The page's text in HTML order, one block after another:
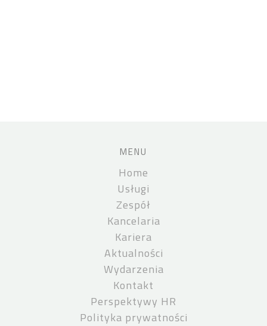
MENU
Home
Usługi
Zespół
Kancelaria
Kariera
Aktualności
Wydarzenia
Kontakt
Perspektywy HR
Polityka prywatności